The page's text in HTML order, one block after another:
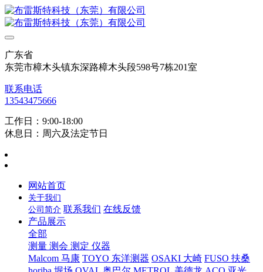
广东省
东莞市樟木头镇东深路樟木头段598号7栋201室
联系电话
13543475666
工作日：9:00-18:00
休息日：周六及法定节日
网站首页
关于我们
公司简介 联系我们 在线反馈
产品展示
全部
测量 测会 测定 仪器
Malcom 马康 TOYO 东洋测器 OSAKI 大崎 FUSO 扶桑